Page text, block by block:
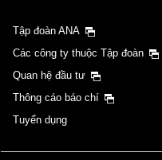
Tập đoàn ANA
Các công ty thuộc Tập đoàn
Quan hệ đầu tư
Thông cáo báo chí
Tuyển dụng